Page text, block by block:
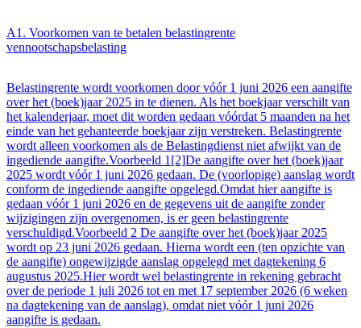
A1. Voorkomen van te betalen belastingrente
vennootschapsbelasting
Belastingrente wordt voorkomen door vóór 1 juni 2026 een aangifte
over het (boek)jaar 2025 in te dienen. Als het boekjaar verschilt van
het kalenderjaar, moet dit worden gedaan vóórdat 5 maanden na het
einde van het gehanteerde boekjaar zijn verstreken. Belastingrente
wordt alleen voorkomen als de Belastingdienst niet afwijkt van de
ingediende aangifte.Voorbeeld 1[2]De aangifte over het (boek)jaar
2025 wordt vóór 1 juni 2026 gedaan. De (voorlopige) aanslag wordt
conform de ingediende aangifte opgelegd.Omdat hier aangifte is
gedaan vóór 1 juni 2026 en de gegevens uit de aangifte zonder
wijzigingen zijn overgenomen, is er geen belastingrente
verschuldigd.Voorbeeld 2 De aangifte over het (boek)jaar 2025
wordt op 23 juni 2026 gedaan. Hierna wordt een (ten opzichte van
de aangifte) ongewijzigde aanslag opgelegd met dagtekening 6
augustus 2025.Hier wordt wel belastingrente in rekening gebracht
over de periode 1 juli 2026 tot en met 17 september 2026 (6 weken
na dagtekening van de aanslag), omdat niet vóór 1 juni 2026
aangifte is gedaan.